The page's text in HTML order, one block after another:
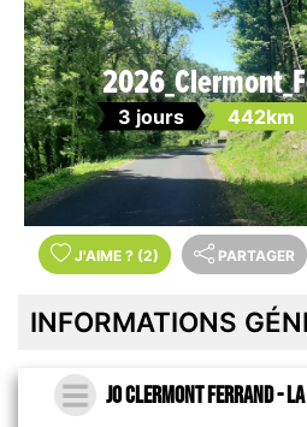
3 jours 442km
J'AIME ? (2) PARTAGER
INFORMATIONS
J0 Clermont Ferrand -